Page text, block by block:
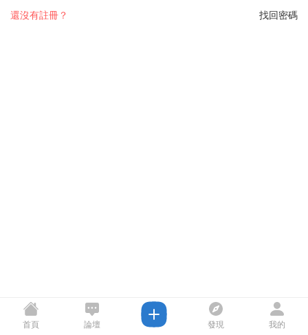
找回密碼
還沒有註冊？
首頁 論壇 發現 我的